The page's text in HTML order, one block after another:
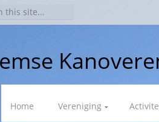
Skip
Home Vereniging